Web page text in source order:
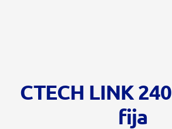
CTECH LINK
fija